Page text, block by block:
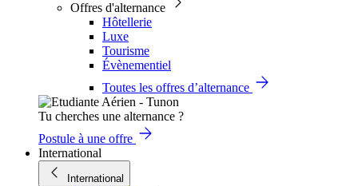
Offres d'alternance
Hôtellerie
Luxe
Tourisme
Évènementiel
Toutes les offres d’alternance
Tu cherches une alternance ?
Postule à une offre
International
International